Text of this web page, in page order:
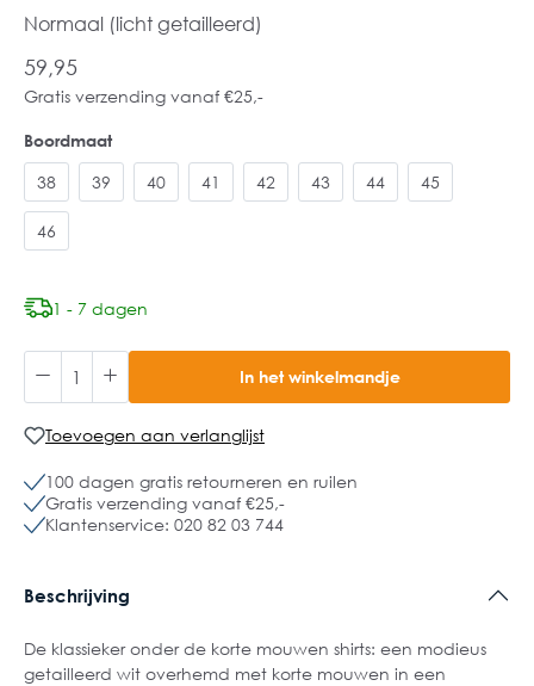
Normaal (licht getailleerd)
59,95
Gratis verzending vanaf €25,-
Boordmaat
38 39 40 41 42 43 44 45
46
1 - 7 dagen
In het winkelmandje
Toevoegen aan verlanglijst
100 dagen gratis retourneren en ruilen
Gratis verzending vanaf €25,-
Klantenservice: 020 82 03 744
Beschrijving
De klassieker onder de korte mouwen shirts: een modieus
getailleerd wit overhemd met korte mouwen in een